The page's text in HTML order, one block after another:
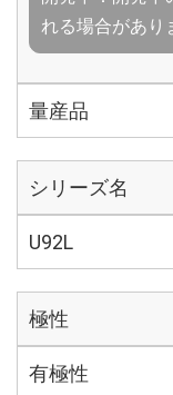
れる場合があり
量産品
シリーズ名
U92L
極性
有極性